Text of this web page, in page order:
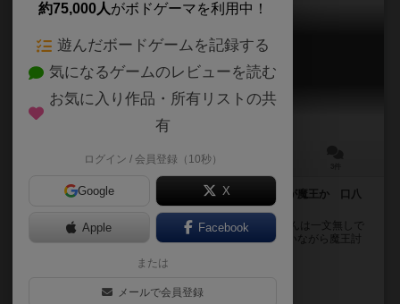
激論勇者
Gekironyuusha
20～30分
ナベをかぶって魔王を倒すか、ナベをかぶったあいつが魔王か 口八
激論勇者はトークバトルパーティゲームです。 みなさんは一文無しで
ダンジョンに潜ったパーティとなり、道中の装備を拾いながら魔王討
タテヤマトジル
ゼンゼンウナギ
約75,000人がボドゲーマを利用中！
遊んだボードゲームを記録する
気になるゲームのレビューを読む
お気に入り作品・所有リストの共
有
ログイン / 会員登録（10秒）
Google X
Apple Facebook
または
メールで会員登録